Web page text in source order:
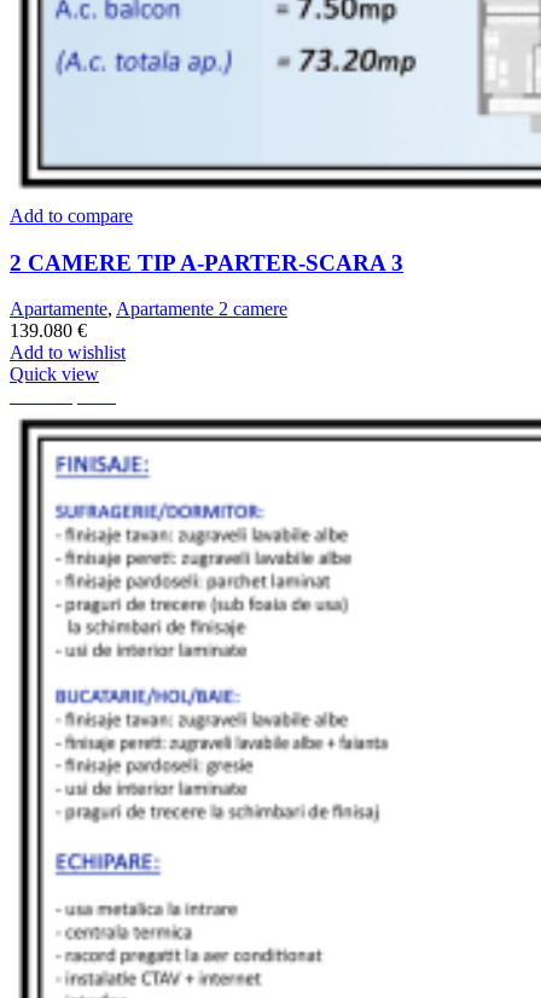
Add to compare
2 CAMERE TIP A-PARTER-SCARA 3
Apartamente, Apartamente 2 camere
139.080 €
Add to wishlist
Quick view